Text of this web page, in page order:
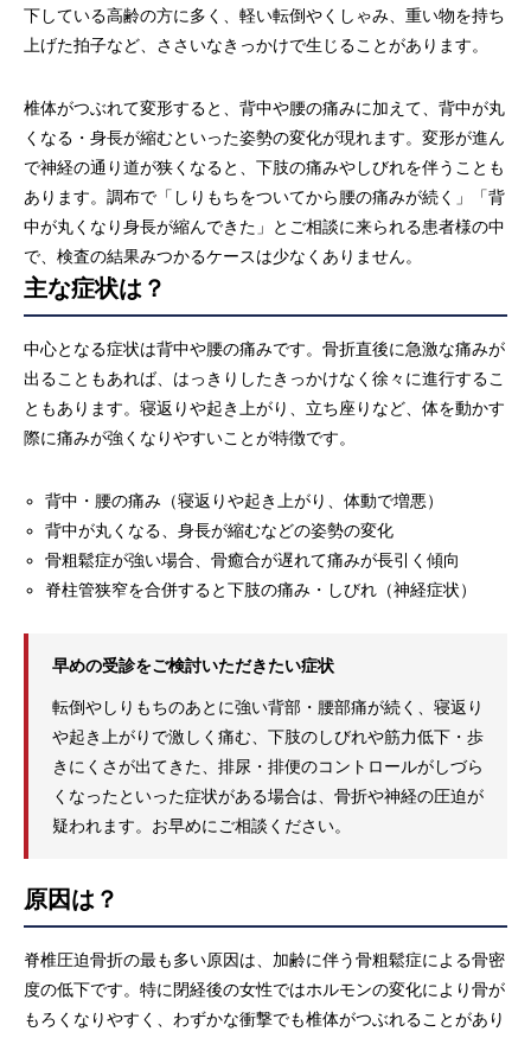
下している高齢の方に多く、軽い転倒やくしゃみ、重い物を持ち
上げた拍子など、ささいなきっかけで生じることがあります。
椎体がつぶれて変形すると、背中や腰の痛みに加えて、背中が丸
くなる・身長が縮むといった姿勢の変化が現れます。変形が進ん
で神経の通り道が狭くなると、下肢の痛みやしびれを伴うことも
あります。調布で「しりもちをついてから腰の痛みが続く」「背
中が丸くなり身長が縮んできた」とご相談に来られる患者様の中
で、検査の結果みつかるケースは少なくありません。
主な症状は？
中心となる症状は背中や腰の痛みです。骨折直後に急激な痛みが
出ることもあれば、はっきりしたきっかけなく徐々に進行するこ
ともあります。寝返りや起き上がり、立ち座りなど、体を動かす
際に痛みが強くなりやすいことが特徴です。
背中・腰の痛み（寝返りや起き上がり、体動で増悪）
背中が丸くなる、身長が縮むなどの姿勢の変化
骨粗鬆症が強い場合、骨癒合が遅れて痛みが長引く傾向
脊柱管狭窄を合併すると下肢の痛み・しびれ（神経症状）
早めの受診をご検討いただきたい症状
転倒やしりもちのあとに強い背部・腰部痛が続く、寝返り
や起き上がりで激しく痛む、下肢のしびれや筋力低下・歩
きにくさが出てきた、排尿・排便のコントロールがしづら
くなったといった症状がある場合は、骨折や神経の圧迫が
疑われます。お早めにご相談ください。
原因は？
脊椎圧迫骨折の最も多い原因は、加齢に伴う骨粗鬆症による骨密
度の低下です。特に閉経後の女性ではホルモンの変化により骨が
もろくなりやすく、わずかな衝撃でも椎体がつぶれることがあり